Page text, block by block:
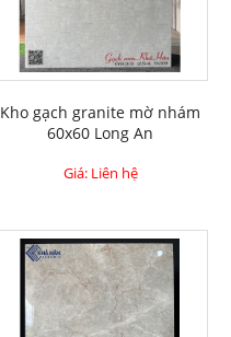
Kho gạch granite mờ nhám
60x60 Long An
Giá: Liên hệ